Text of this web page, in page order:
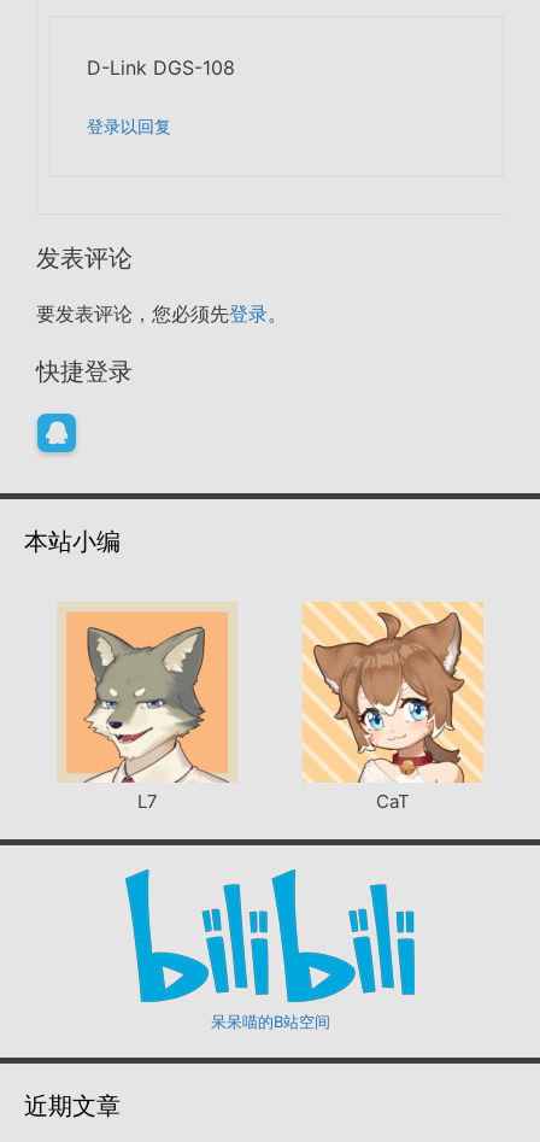
D-Link DGS-108
登录以回复
发表评论
要发表评论，您必须先登录。
快捷登录
本站小编
L7 CaT
呆呆喵的B站空间
近期文章